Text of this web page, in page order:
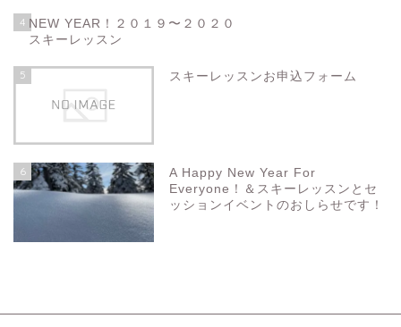
4 NEW YEAR！２０１９〜２０２０
スキーレッスン
5 スキーレッスンお申込フォーム
6
A Happy New Year For
Everyone！＆スキーレッスンとセ
ッションイベントのおしらせです！